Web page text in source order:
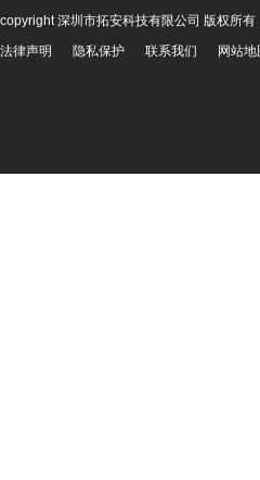
copyright 深圳市拓安科技有限公司 版权所有
法律声明
隐私保护 联系我们 网站地